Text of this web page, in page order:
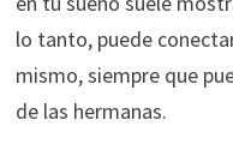
lo tanto, puede
mismo, siempre que
de las hermanas.